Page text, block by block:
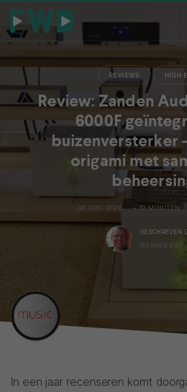
REVIEWS HIGH
Review: Zanden
6000F
buizenversterker
origami met
04 JUNI 2026 + 10 MINUTEN
GESCHREVEN
WERNER ERO
In een jaar recenseren komt